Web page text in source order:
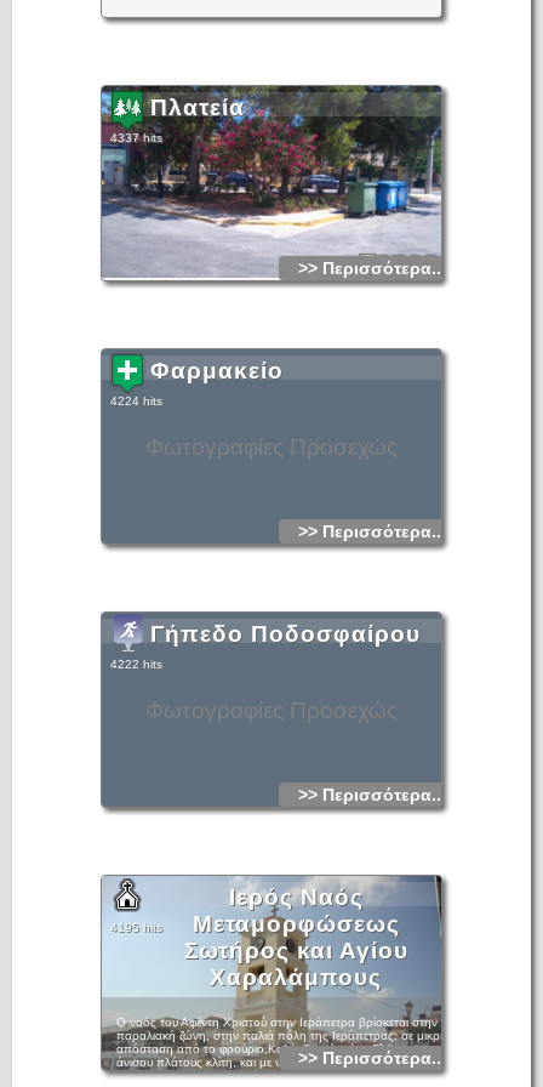
Πλατεία
4337 hits
>> Περισσότερα...
Φωτογραφίες Προσεχώς
Φαρμακείο
4224 hits
>> Περισσότερα...
Φωτογραφίες Προσεχώς
Γήπεδο Ποδοσφαίρου
4222 hits
>> Περισσότερα...
Ιερός Ναός
Μεταμορφώσεως
Σωτήρος και Αγίου
Χαραλάμπους
4195 hits
Ο ναός του Αφέντη Χριστού στην Ιεράπετρα βρίσκεται στην
παραλιακή ζώνη, στην παλιά πόλη της Ιεράπετρας, σε μικρή
απόσταση από το φρούριο,Καλέ. Ο ναός είναι δΐκλιτος, με
άνισου πλάτους κλίτη, και με νάρθηκα σύγχρονης
κατασκευής στη δυτική πλευρά. Σε νεώτερη εποχή έχουν
>> Περισσότερα...